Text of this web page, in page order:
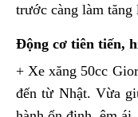
trước càng làm tăng
Động cơ tiên tiến,
+ Xe xăng 50cc
đến từ Nhật. Vừa